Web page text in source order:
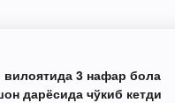
3 нафар бола
дарёсида чўкиб кетди